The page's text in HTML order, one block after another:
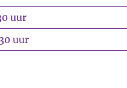
uur
uur